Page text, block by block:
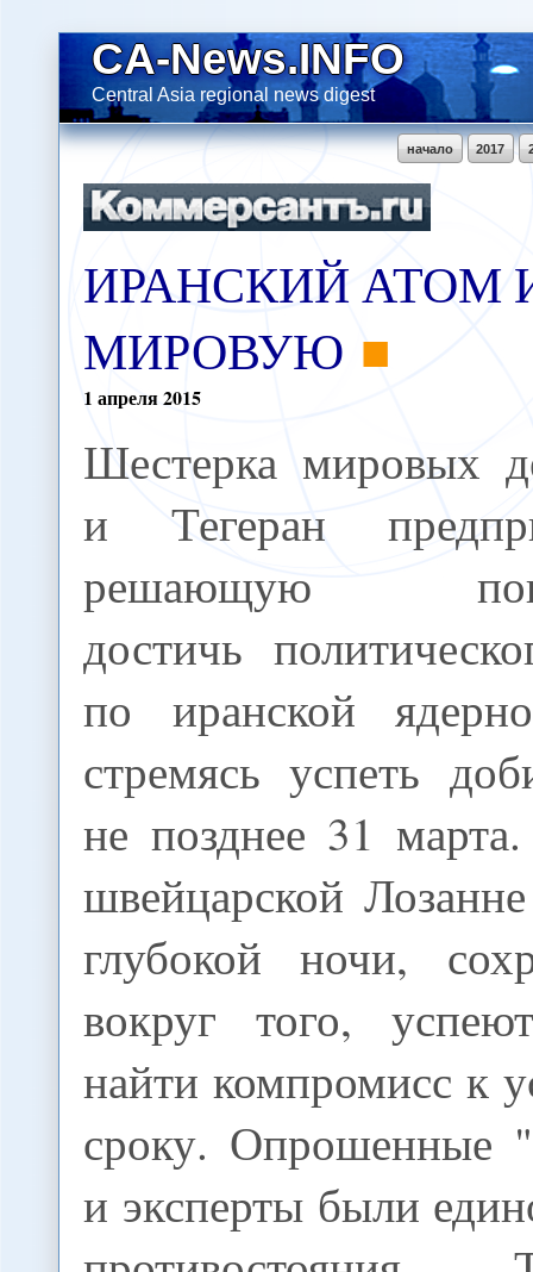
CA-News.INFO
Central Asia regional news digest
2017
начало
ИРАНСКИЙ АТОМ
МИРОВУЮ
1 апреля2015
Шестерка мировых
и Тегеран
решающую
достичь
по иранской
стремясь успеть
не позднее 31
швейцарской
глубокой ночи,
вокруг того,
найти компромисс к
сроку. Опрошенные
и эксперты были